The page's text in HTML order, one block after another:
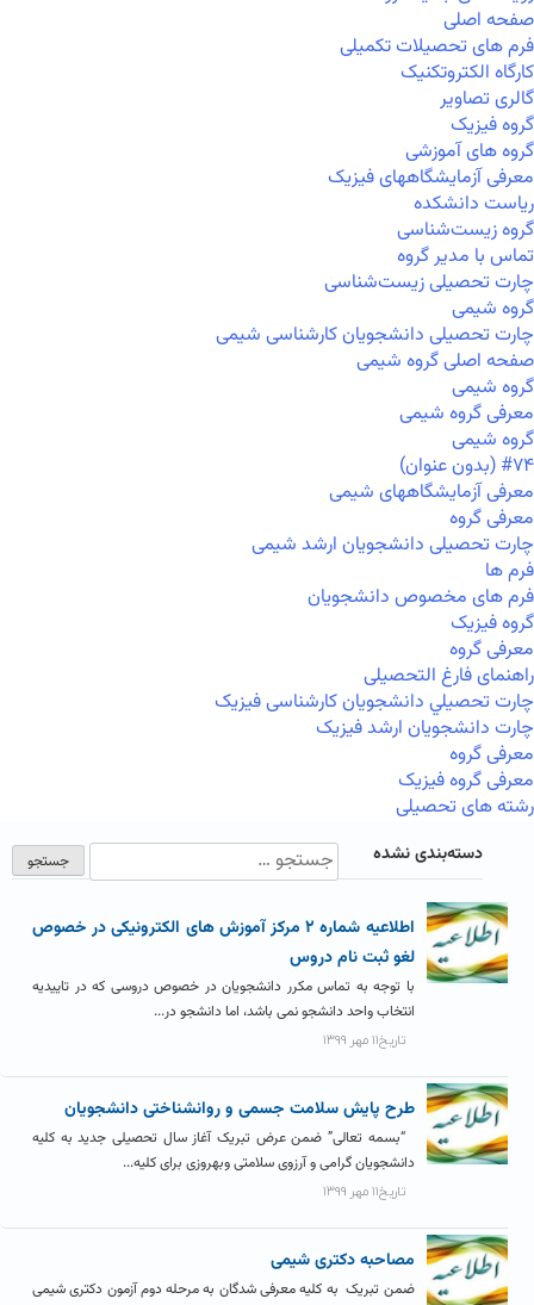
صفحه اصلی
فرم های تحصیلات تکمیلی
کارگاه الکتروتکنیک
گالری تصاویر
گروه فیزیک
گروه های آموزشی
معرفی آزمایشگاههای فیزیک
ریاست دانشکده
گروه زیست‌شناسی
تماس با مدیر گروه
چارت تحصیلی زیست‌شناسی
گروه شیمی
چارت تحصیلی دانشجویان کارشناسی شیمی
صفحه اصلی گروه شیمی
گروه شیمی
معرفی گروه شیمی
گروه شیمی
#۷۴ (بدون عنوان)
معرفی آزمایشگاههای شیمی
معرفی گروه
چارت تحصیلی دانشجویان ارشد شیمی
فرم ها
فرم های مخصوص دانشجویان
گروه فیزیک
معرفی گروه
راهنمای فارغ التحصیلی
چارت تحصيلي دانشجویان کارشناسی فیزیک
چارت دانشجویان ارشد فیزیک
معرفی گروه
معرفی گروه فیزیک
رشته های تحصیلی
دسته‌بندی نشده
اطلاعیه شماره ۲ مرکز آموزش های الکترونیکی در خصوص
لغو ثبت نام دروس
با توجه به تماس مکرر دانشجویان در خصوص دروسی که در تاییدیه
انتخاب واحد دانشجو نمی باشد، اما دانشجو در...
تاریخ۱۱ مهر ۱۳۹۹
طرح پایش سلامت جسمی و روانشناختی دانشجویان
“بسمه تعالی” ضمن عرض تبریک آغاز سال تحصیلی جدید به کلیه
دانشجویان گرامی و آرزوی سلامتی وبهروزی برای کلیه...
تاریخ۱۱ مهر ۱۳۹۹
مصاحبه دکتری شیمی
ضمن تبریک به کلیه معرفی شدگان به مرحله دوم آزمون دکتری شیمی